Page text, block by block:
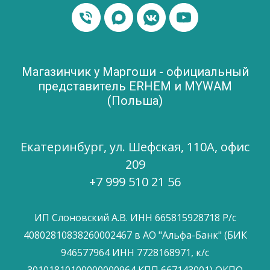
Магазинчик у Маргоши - официальный
представитель ERHEM и MYWAM
(Польша)
Екатеринбург, ул. Шефская, 110А, офис
209
+7 999 510 21 56
ИП Слоновский А.В. ИНН 665815928718 Р/с
40802810838260002467 в АО "Альфа-Банк" (БИК
946577964 ИНН 7728168971, к/с